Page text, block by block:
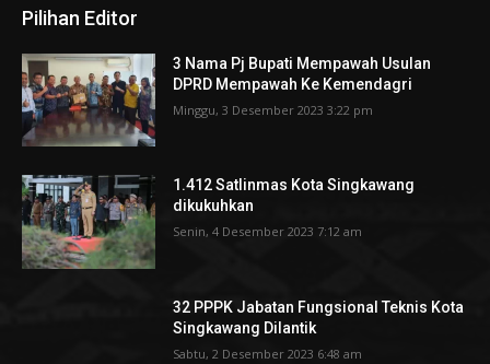
Pilihan Editor
3 Nama Pj Bupati Mempawah Usulan
DPRD Mempawah Ke Kemendagri
Minggu, 3 Desember 2023 3:22 pm
1.412 Satlinmas Kota Singkawang
dikukuhkan
Senin, 4 Desember 2023 7:12 am
32 PPPK Jabatan Fungsional Teknis Kota
Singkawang Dilantik
Sabtu, 2 Desember 2023 6:48 am